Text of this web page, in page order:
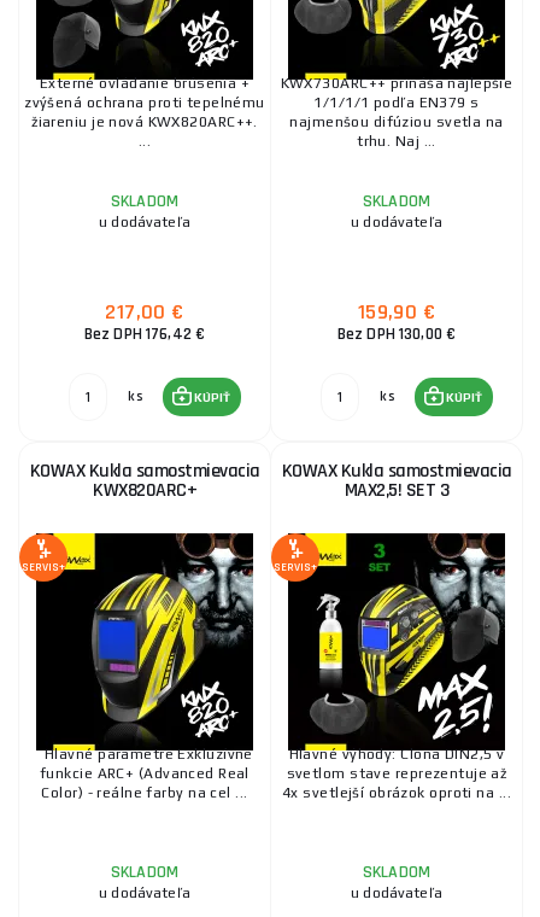
Externé ovládanie brúsenia +
zvýšená ochrana proti tepelnému
žiareniu je nová KWX820ARC++.
...
SKLADOM
u dodávateľa
217,00 €
Bez DPH 176,42 €
ks KÚPIŤ
KWX730ARC++ prináša najlepšie
1/1/1/1 podľa EN379 s
najmenšou difúziou svetla na
trhu. Naj ...
SKLADOM
u dodávateľa
159,90 €
Bez DPH 130,00 €
ks KÚPIŤ
KOWAX Kukla samostmievacia
KWX820ARC+
SERVIS+
Hlavné parametre Exkluzívne
funkcie ARC+ (Advanced Real
Color) - reálne farby na cel ...
SKLADOM
u dodávateľa
KOWAX Kukla samostmievacia
MAX2,5! SET 3
SERVIS+
Hlavné výhody: Clona DIN2,5 v
svetlom stave reprezentuje až
4x svetlejší obrázok oproti na ...
SKLADOM
u dodávateľa